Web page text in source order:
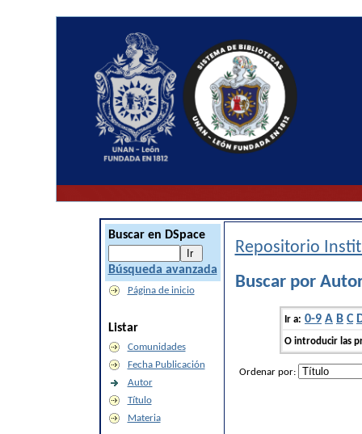
Buscar en DSpace
Búsqueda avanzada
Página de inicio
Listar
Comunidades
Fecha Publicación
Autor
Título
Materia
Repositorio
Buscar por
Ir a: 0-9 A B C
O introducir las
Ordenar por: